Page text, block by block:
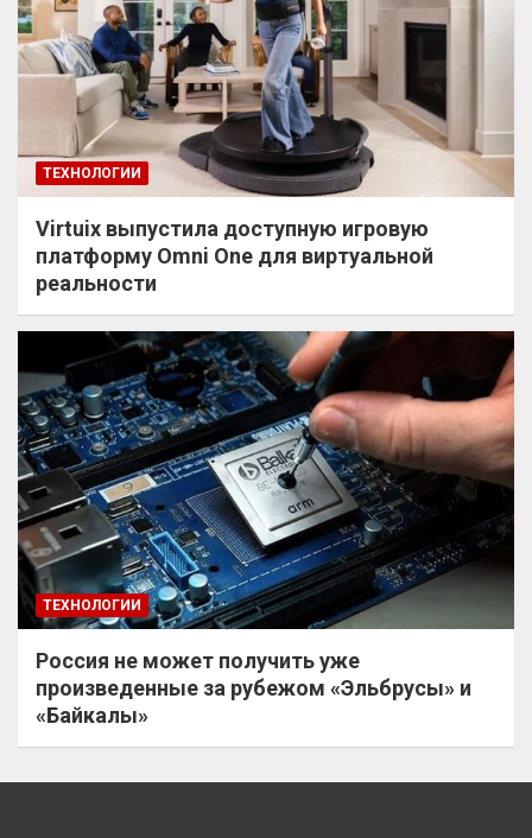
ТЕХНОЛОГИИ
Virtuix выпустила доступную игровую
платформу Omni One для виртуальной
реальности
ТЕХНОЛОГИИ
Россия не может получить уже
произведенные за рубежом «Эльбрусы» и
«Байкалы»